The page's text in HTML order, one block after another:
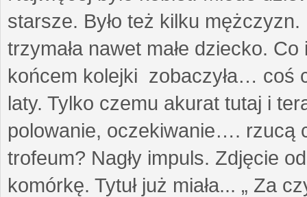
starsze. Było też kilku
trzymała nawet małe dziecko.
końcem kolejki zobaczyła… coś
laty. Tylko czemu akurat tutaj i
polowanie, oczekiwanie…. rzucą
trofeum? Nagły impuls. Zdjęcie
komórkę. Tytuł już miała... „ Za